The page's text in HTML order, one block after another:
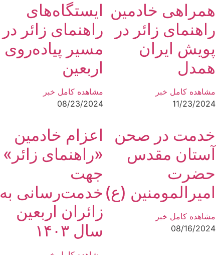
همراهی خادمین
راهنمای زائر در
پویش ایران
همدل
مشاهده کامل خبر
11/23/2024
ایستگاه‌های
راهنمای زائر در
مسیر پیاده‌روی
اربعین
مشاهده کامل خبر
08/23/2024
خدمت در صحن
آستان مقدس
حضرت
امیرالمومنین (ع)
مشاهده کامل خبر
08/16/2024
اعزام خادمین
«راهنمای زائر»
جهت
خدمت‌رسانی به
زائران اربعین
سال ۱۴۰۳